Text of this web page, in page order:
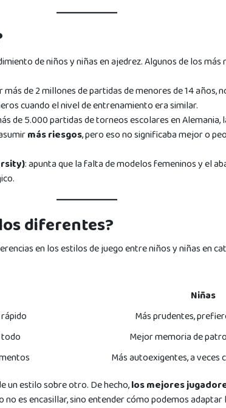
de niños y niñas en ajedrez. Algunos de los más
más de 2 millones de partidas de menores de 14 años,
cuando el nivel de entrenamiento era similar.
de 5.000 partidas de torneos escolares en Alemania,
más riesgos, pero eso no significaba mejor o
: apunta que la falta de modelos femeninos y el
diferentes?
en los estilos de juego entre niños y niñas en
Niñas
Más prudentes,
Mejor memoria de
Más autoexigentes, a veces
un estilo sobre otro. De hecho,los mejores
no es encasillar, sino entender cómo podemos adaptar